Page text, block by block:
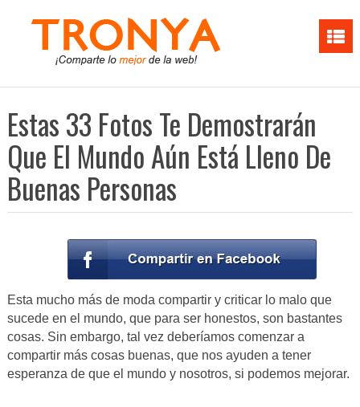
Estas 33 Fotos Te Demostrarán
Que El Mundo Aún Está Lleno De
Buenas Personas
Esta mucho más de moda compartir y criticar lo malo que
sucede en el mundo, que para ser honestos, son bastantes
cosas. Sin embargo, tal vez deberíamos comenzar a
compartir más cosas buenas, que nos ayuden a tener
esperanza de que el mundo y nosotros, si podemos mejorar.